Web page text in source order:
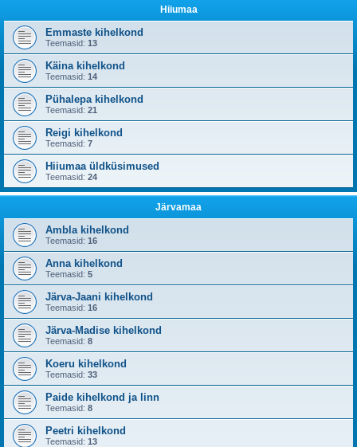
Hiiumaa
Emmaste kihelkond
Teemasid: 13
Käina kihelkond
Teemasid: 14
Pühalepa kihelkond
Teemasid: 21
Reigi kihelkond
Teemasid: 7
Hiiumaa üldküsimused
Teemasid: 24
Järvamaa
Ambla kihelkond
Teemasid: 16
Anna kihelkond
Teemasid: 5
Järva-Jaani kihelkond
Teemasid: 16
Järva-Madise kihelkond
Teemasid: 8
Koeru kihelkond
Teemasid: 33
Paide kihelkond ja linn
Teemasid: 8
Peetri kihelkond
Teemasid: 13